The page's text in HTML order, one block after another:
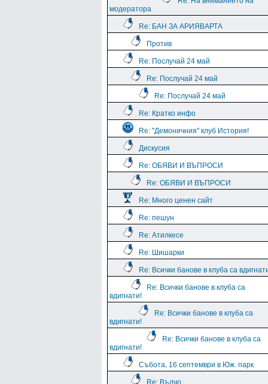
модератора
Re: БАН ЗА АРИЯВАРТА
Против
Re: Послучай 24 май
Re: Послучай 24 май
Re: Послучай 24 май
Re: Кратко инфо
Re: "Демоничния" клуб История!
Дискусия
Re: ОБЯВИ И ВЪПРОСИ
Re: ОБЯВИ И ВЪПРОСИ
Re: Много ценен сайт
Re: пешун
Re: Атилкесе
Re: Шишарки
Re: Всички банове в клуба са
Re: Всички банове в клуба са
вдигнати!
Re: Всички банове в клуба са
вдигнати!
Re: Всички банове в клуба са
вдигнати!
Събота, 16 септември в Юж. парк
Re: Вълчо